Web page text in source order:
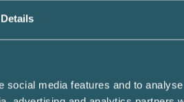
Details
media features and to